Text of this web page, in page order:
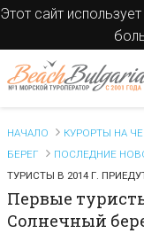
Этот сайт
НАЧАЛО КУРОРТЫ НА
БЕРЕГ
ПОСЛЕДНИЕ
ТУРИСТЫ В 2014 Г.
Первые
Солнечный